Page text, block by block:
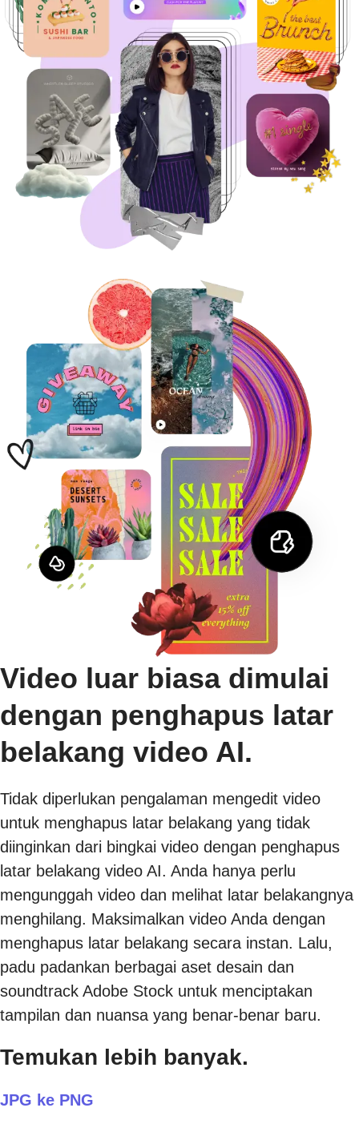
Video luar biasa dimulai
dengan penghapus latar
belakang video AI.
Tidak diperlukan pengalaman mengedit video
untuk menghapus latar belakang yang tidak
diinginkan dari bingkai video dengan penghapus
latar belakang video AI. Anda hanya perlu
mengunggah video dan melihat latar belakangnya
menghilang. Maksimalkan video Anda dengan
menghapus latar belakang secara instan. Lalu,
padu padankan berbagai aset desain dan
soundtrack Adobe Stock untuk menciptakan
tampilan dan nuansa yang benar-benar baru.
Temukan lebih banyak.
JPG ke PNG